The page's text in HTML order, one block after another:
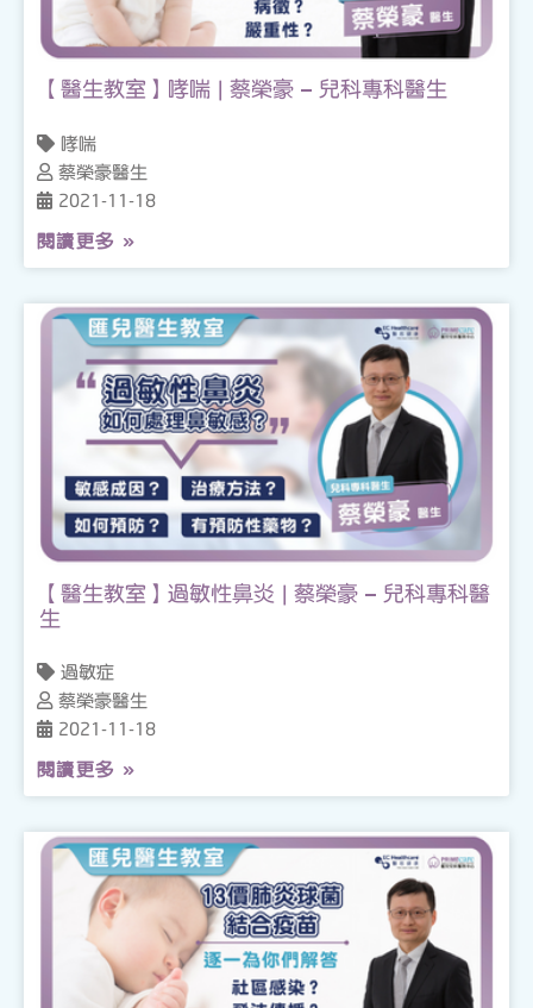
【醫生教室】哮喘 | 蔡榮豪 – 兒科專科醫生
哮喘
蔡榮豪醫生
2021-11-18
閱讀更多 »
【醫生教室】過敏性鼻炎 | 蔡榮豪 – 兒科專科醫
生
過敏症
蔡榮豪醫生
2021-11-18
閱讀更多 »